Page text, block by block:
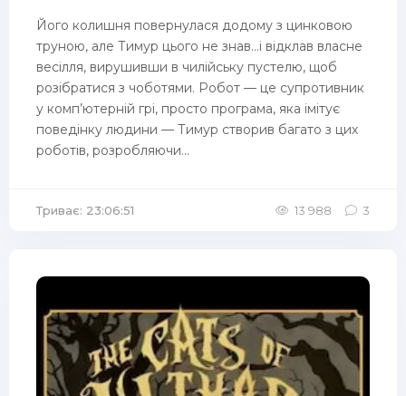
Його колишня повернулася додому з цинковою
труною, але Тимур цього не знав...і відклав власне
весілля, вирушивши в чилійську пустелю, щоб
розібратися з чоботями. Робот — це супротивник
у комп’ютерній грі, просто програма, яка імітує
поведінку людини — Тимур створив багато з цих
роботів, розробляючи...
Триває: 23:06:51 13 988 3